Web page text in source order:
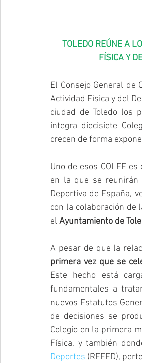
TOLEDO REÚNE A
FÍSICA Y
El Consejo General de
Actividad Física y del
ciudad de Toledo los
integra diecisiete
crecen de forma
Uno de esos COLEF
en la que se reunirán
Deportiva de España,
con la colaboración de
el Ayuntamiento de
A pesar de que la
primera vez que se
Este hecho está
fundamentales a
nuevos Estatutos
de decisiones se
Colegio en la primera
Física, y también
Deportes (REEFD),